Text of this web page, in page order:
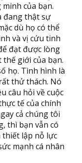
của bạn.
đang thật sự
dù họ có thể
và vị cứu tinh
đạt được lòng
giới của bạn.
họ. Tình hình là
thử thách. Nó
câu hỏi về cuộc
tế của chính
cả chúng tôi
thì bạn vẫn có
thiết lập nỗ lực
mạnh cá nhân